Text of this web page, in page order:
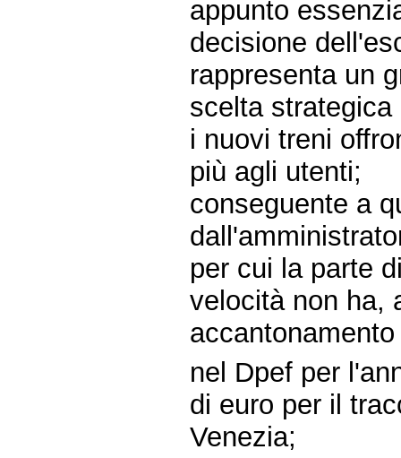
appunto
decisione
rappresenta un
scelta
i nuovi treni
più agli utenti;
conseguente a
per cui la parte
velocità non ha,
nel Dpef per
di euro per il
Venezia;